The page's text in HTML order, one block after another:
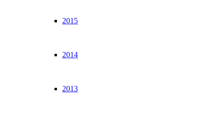
2015
2014
2013